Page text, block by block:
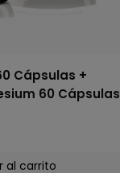
Cápsulas +
60 Cápsulas
al carrito